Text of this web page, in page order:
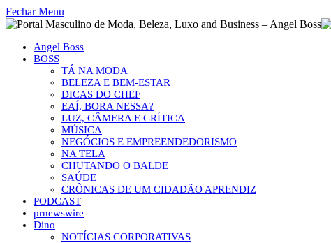
Fechar Menu
Angel Boss
BOSS
TÁ NA MODA
BELEZA E BEM-ESTAR
DICAS DO CHEF
EAÍ, BORA NESSA?
LUZ, CÂMERA E CRÍTICA
MÚSICA
NEGÓCIOS E EMPREENDEDORISMO
NA TELA
CHUTANDO O BALDE
SAÚDE
CRÔNICAS DE UM CIDADÃO APRENDIZ
PODCAST
prnewswire
Dino
NOTÍCIAS CORPORATIVAS